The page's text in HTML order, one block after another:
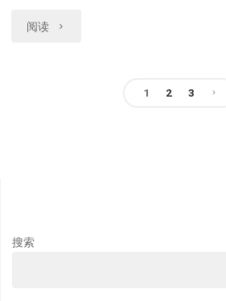
地"
阅读 "特
1 2 3
搜索